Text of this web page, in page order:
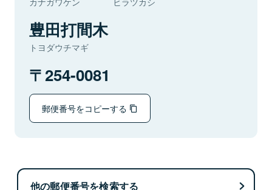
豊田打間木
トヨダウチマギ
254-0081
郵便番号をコピーする
他の郵便番号を検索する